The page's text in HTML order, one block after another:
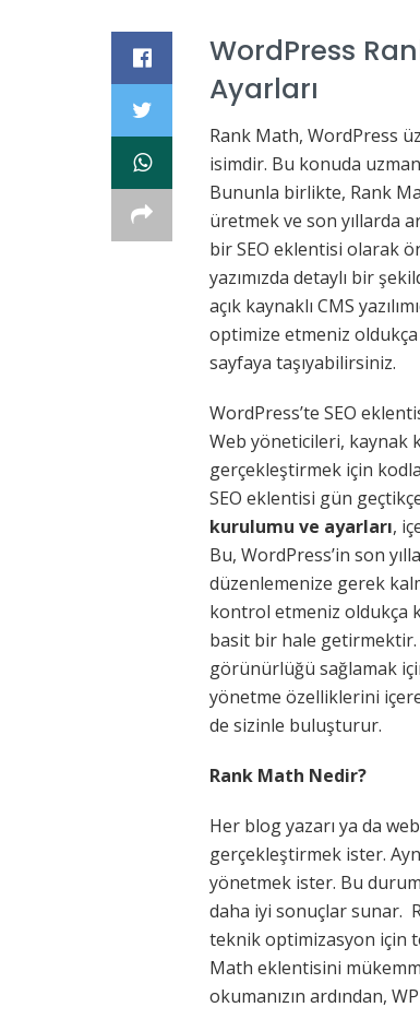
WordPress
Ayarları
Rank Math, WordPress
isimdir. Bu konuda
Bununla birlikte, Rank
üretmek ve son yıllarda
bir SEO eklentisi olarak
yazımızda detaylı bir
açık kaynaklı CMS
optimize etmeniz
sayfaya taşıyabilirsiniz.
WordPress’te SEO
Web yöneticileri, kaynak
gerçekleştirmek için
SEO eklentisi gün
kurulumu ve ayarları,
Bu, WordPress’in son
düzenlemenize gerek
kontrol etmeniz oldukça
basit bir hale getirmektir.
görünürlüğü sağlamak
yönetme özelliklerini
de sizinle buluşturur.
Rank Math Nedir?
Her blog yazarı ya da
gerçekleştirmek ister.
yönetmek ister. Bu
daha iyi sonuçlar sunar.
teknik optimizasyon için
Math eklentisini
okumanızın ardından,